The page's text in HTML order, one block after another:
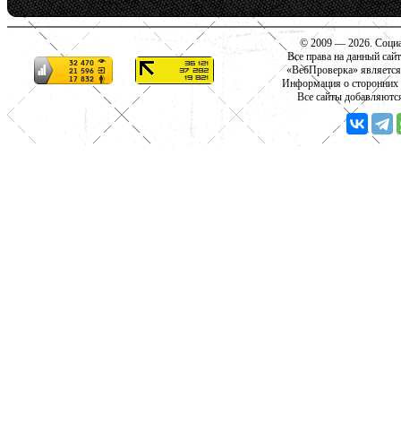
© 2009 — 2026.
Все права на данный
«ВебПроверка»
Информация о сторонних
Все сайты